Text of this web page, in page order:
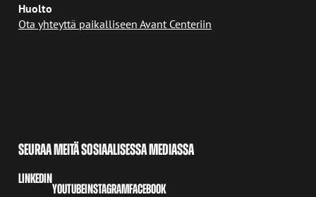
Huolto
Ota yhteyttä paikalliseen Avant Centeriin
SEURAA MEITÄ SOSIAALISESSA MEDIASSA
LINKEDIN
YOUTUBEINSTAGRAMFACEBOOK